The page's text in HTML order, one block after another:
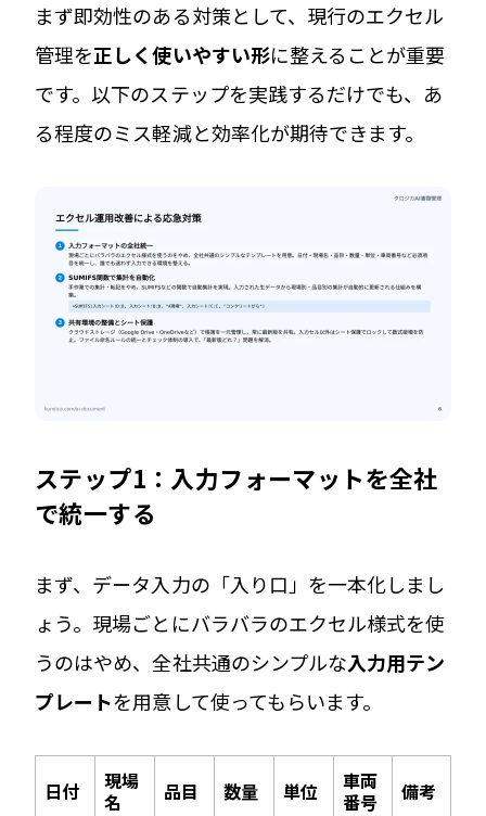
まず即効性のある対策として、現行のエクセル
管理を正しく使いやすい形に整えることが重要
です。以下のステップを実践するだけでも、あ
る程度のミス軽減と効率化が期待できます。
ステップ1：入力フォーマットを全社
で統一する
まず、データ入力の「入り口」を一本化しまし
ょう。現場ごとにバラバラのエクセル様式を使
うのはやめ、全社共通のシンプルな入力用テン
プレートを用意して使ってもらいます。
日付
現場
名
品目 数量 単位
車両
番号
備考